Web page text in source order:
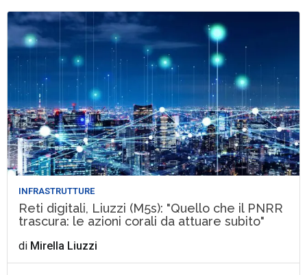
INFRASTRUTTURE
Reti digitali, Liuzzi (M5s): "Quello che il PNRR
trascura: le azioni corali da attuare subito"
di Mirella Liuzzi